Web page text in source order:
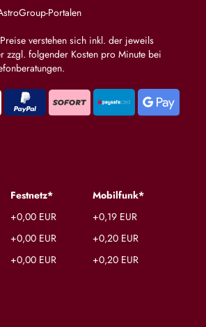
Portalen
verstehen sich inkl. der jeweils
zzgl. folgender Kosten pro Minute bei
Festnetz*
Mobilfunk*
+0,00 EUR
+0,19 EUR
+0,00 EUR
+0,20 EUR
+0,00 EUR
+0,20 EUR